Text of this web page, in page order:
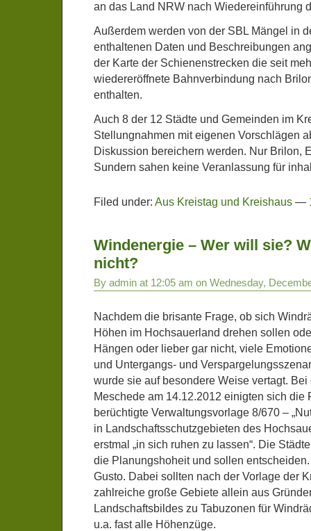
an das Land NRW nach Wiedereinführung
Außerdem werden von der SBL Mängel in
enthaltenen Daten und Beschreibungen
der Karte der Schienenstrecken die seit
wiedereröffnete Bahnverbindung nach
enthalten.
Auch 8 der 12 Städte und Gemeinden im
Stellungnahmen mit eigenen Vorschlägen
Diskussion bereichern werden. Nur Brilon,
Sundern sahen keine Veranlassung für
Filed under: Aus Kreistag und Kreishaus —
Windenergie – Wer will sie?
nicht?
By admin at 12:05 am on Wednesday,
Nachdem die brisante Frage, ob sich
Höhen im Hochsauerland drehen sollen
Hängen oder lieber gar nicht, viele
und Untergangs- und
wurde sie auf besondere Weise vertagt.
Meschede am 14.12.2012 einigten sich die
berüchtigte Verwaltungsvorlage 8/670 –
in Landschaftsschutzgebieten des
erstmal „in sich ruhen zu lassen“. Die
die Planungshoheit und sollen
Gusto. Dabei sollten nach der Vorlage der
zahlreiche große Gebiete allein aus
Landschaftsbildes zu Tabuzonen für
u.a. fast alle Höhenzüge.